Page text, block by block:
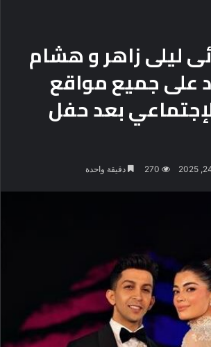
ليلى زاهر و هشام
على جميع مواقع
بعد حفل
270 دقيقة واحدة